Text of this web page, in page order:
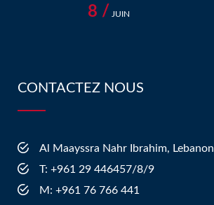
8 / JUIN
CONTACTEZ NOUS
Al Maayssra Nahr Ibrahim, Lebanon
​T: +961 29 446457/8/9
​M: +961 76 766 441